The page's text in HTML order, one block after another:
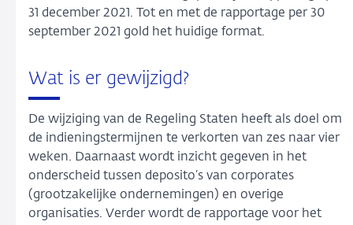
31 december 2021. Tot en met de rapportage per 30
september 2021 gold het huidige format.
Wat is er gewijzigd?
De wijziging van de Regeling Staten heeft als doel om
de indieningstermijnen te verkorten van zes naar vier
weken. Daarnaast wordt inzicht gegeven in het
onderscheid tussen deposito’s van corporates
(grootzakelijke ondernemingen) en overige
organisaties. Verder wordt de rapportage voor het